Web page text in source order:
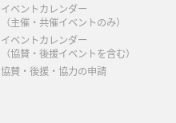
イベントカレンダー
（主催・共催イベントのみ）
イベントカレンダー
（協賛・後援イベントを含む）
協賛・後援・協力の申請